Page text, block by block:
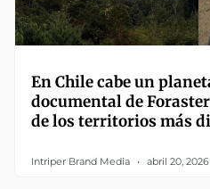
En Chile cabe un
documental de
de los territorios más
Intriper Brand Media abril 20, 2026